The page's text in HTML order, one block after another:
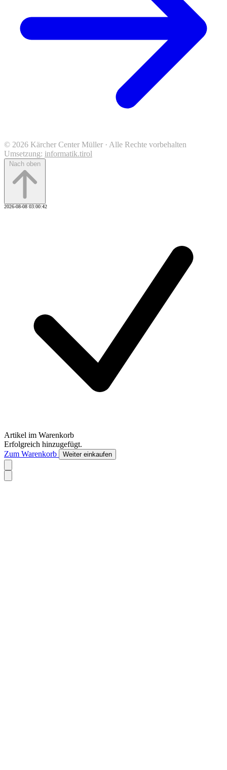
© 2026 Kärcher Center Müller · Alle Rechte vorbehalten
Umsetzung: informatik.tirol
Nach oben
2026-08-08 03:00:42
Artikel im Warenkorb
Erfolgreich hinzugefügt.
Zum Warenkorb
Weiter einkaufen